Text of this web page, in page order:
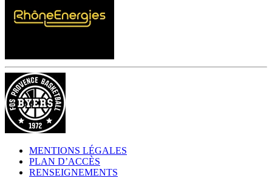
MENTIONS LÉGALES
PLAN D’ACCÈS
RENSEIGNEMENTS